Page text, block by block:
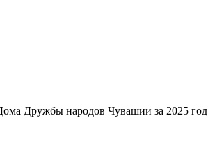
Дружбы народов Чувашии за 2025 год